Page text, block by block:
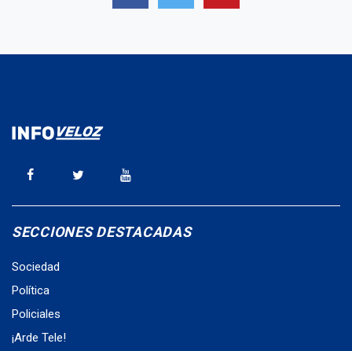
SECCIONES DESTACADAS
Sociedad
Política
Policiales
¡Arde Tele!